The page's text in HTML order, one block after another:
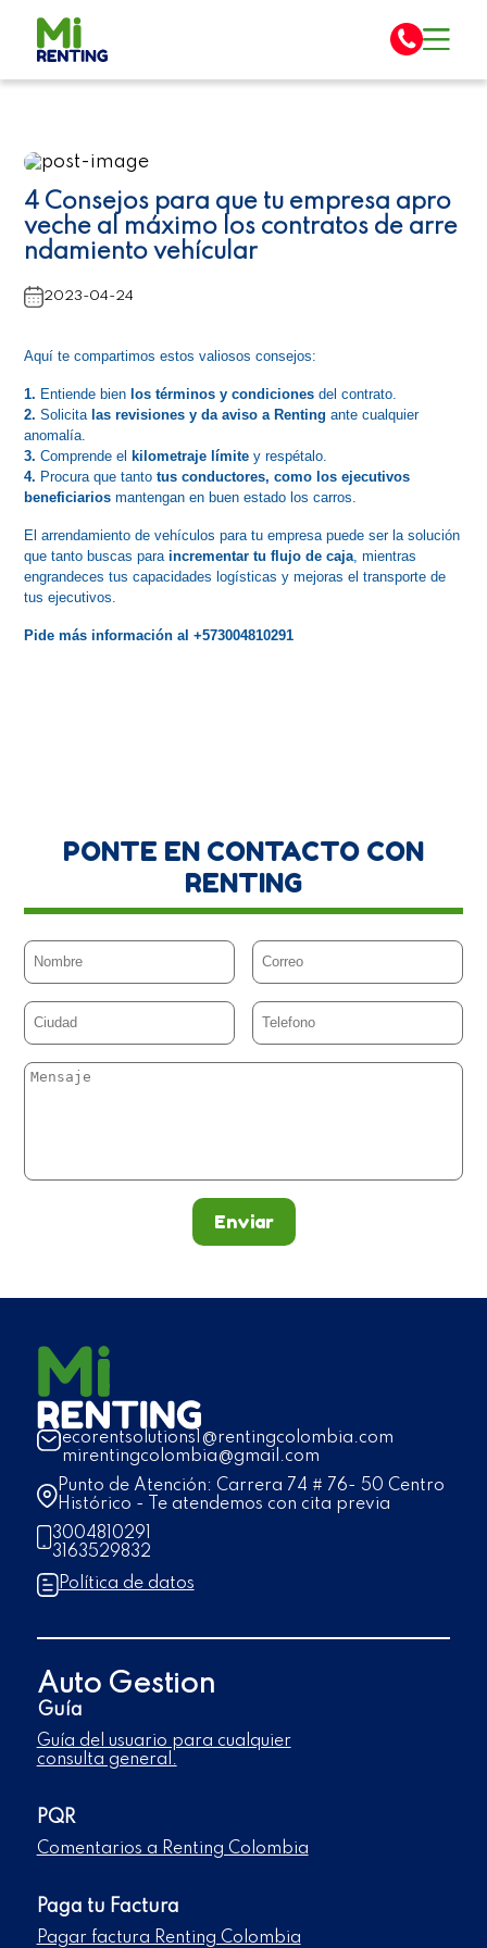
4 Consejos para que tu empresa apro
veche al máximo los contratos de arre
ndamiento vehícular
2023-04-24
Aquí te compartimos estos valiosos consejos:
1. Entiende bien los términos y condiciones del contrato.
2. Solicita las revisiones y da aviso a Renting ante cualquier
anomalía.
3. Comprende el kilometraje límite y respétalo.
4. Procura que tanto tus conductores, como los ejecutivos
beneficiarios mantengan en buen estado los carros.
El arrendamiento de vehículos para tu empresa puede ser la solución
que tanto buscas para incrementar tu flujo de caja, mientras
engrandeces tus capacidades logísticas y mejoras el transporte de
tus ejecutivos.
Pide más información al +573004810291
PONTE EN CONTACTO CON
RENTING
Enviar
ecorentsolutions1@rentingcolombia.com
mirentingcolombia@gmail.com
Punto de Atención: Carrera 74 # 76- 50 Centro
Histórico - Te atendemos con cita previa
3004810291
3163529832
Política de datos
Auto Gestion
Guía
Guía del usuario para cualquier
consulta general.
PQR
Comentarios a Renting Colombia
Paga tu Factura
Pagar factura Renting Colombia